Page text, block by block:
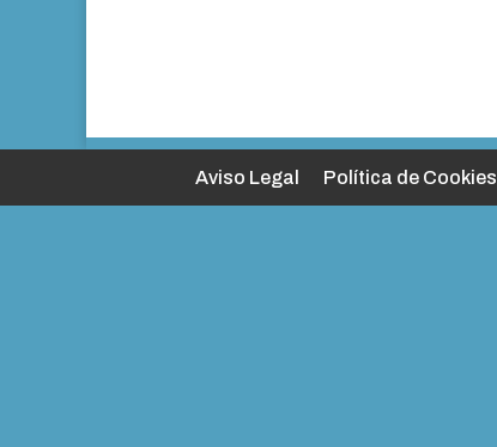
Aviso Legal Política de Cookies